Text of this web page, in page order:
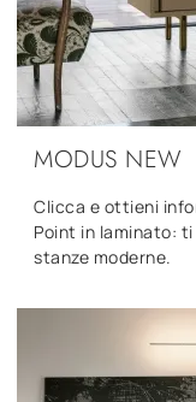
MODUS NEW
Clicca e ottieni
Point in laminato:
stanze moderne.